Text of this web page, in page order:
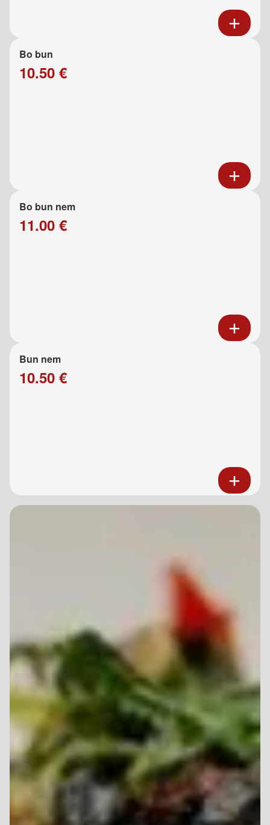
Bo bun
10.50 €
Bo bun nem
11.00 €
Bun nem
10.50 €